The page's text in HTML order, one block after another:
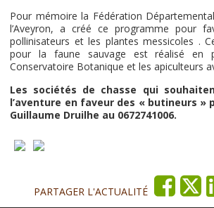
Pour mémoire la Fédération
l’Aveyron, a créé ce programme pour
pollinisateurs et les plantes messicoles .
pour la faune sauvage est réalisé en
Conservatoire Botanique et les apiculteurs
Les sociétés de chasse qui
l’aventure en faveur des « butineurs »
Guillaume Druilhe au 0672741006.
PARTAGER L'ACTUALITÉ